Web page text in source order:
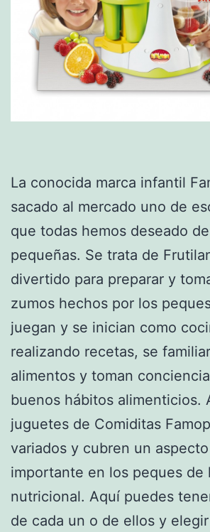
La conocida marca infantil
sacado al mercado uno de
que todas hemos deseado
pequeñas. Se trata de
divertido para preparar y
zumos hechos por los
juegan y se inician como
realizando recetas, se
alimentos y toman
buenos hábitos alimenticios.
juguetes de Comiditas
variados y cubren un
importante en los peques de
nutricional. Aquí puedes
de cada un o de ellos y